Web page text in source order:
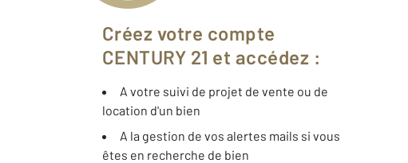
Créez votre compte
CENTURY 21 et accédez :
A votre suivi de projet de vente ou de
location d'un bien
A la gestion de vos alertes mails si vous
êtes en recherche de bien